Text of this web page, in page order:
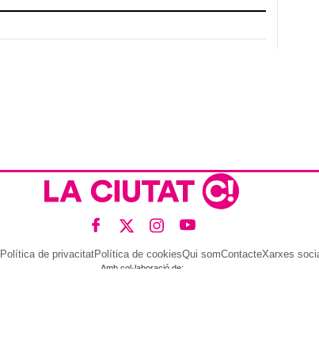
Política de privacitatPolítica de cookiesQui somContacteXarxes
Amb col·laboració de: